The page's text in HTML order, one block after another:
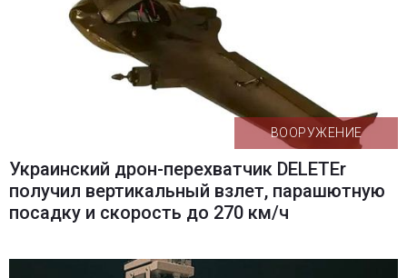
ВООРУЖЕНИЕ
Украинский дрон-перехватчик DELETEr
получил вертикальный взлет, парашютную
посадку и скорость до 270 км/ч